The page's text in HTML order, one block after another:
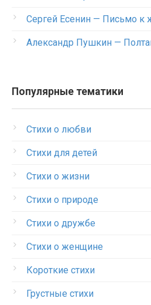
Сергей Есенин — Письмо к
Александр Пушкин —
Популярные тематики
Стихи о любви
Стихи для детей
Стихи о жизни
Стихи о природе
Стихи о дружбе
Стихи о женщине
Короткие стихи
Грустные стихи